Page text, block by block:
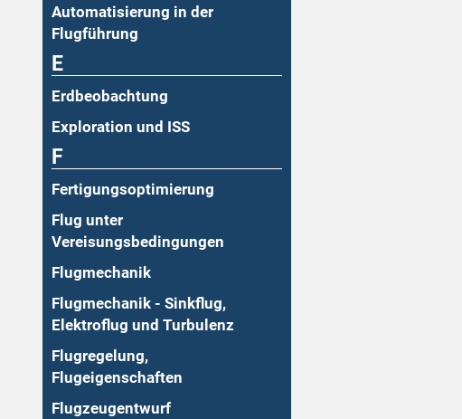
Automatisierung in der
Flugführung
E
Erdbeobachtung
Exploration und ISS
F
Fertigungsoptimierung
Flug unter
Vereisungsbedingungen
Flugmechanik
Flugmechanik - Sinkflug,
Elektroflug und Turbulenz
Flugregelung,
Flugeigenschaften
Flugzeugentwurf